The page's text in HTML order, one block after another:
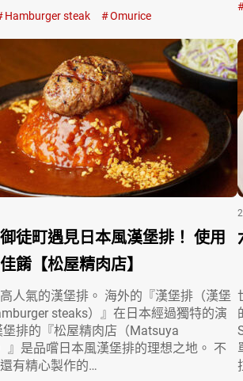
Hamburger steak Omurice
徒町遇見日本風漢堡排！ 使用
餚【松屋精肉店】
人氣的漢堡排。 海外的『漢堡排（漢堡
steaks）』在日本經過獨特的演
排的『松屋精肉店（Matsuya
』是品嚐日本風漢堡排的理想之地。 不
有精心製作的…